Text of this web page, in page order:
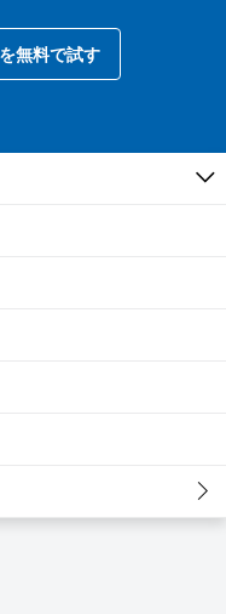
無料で試す